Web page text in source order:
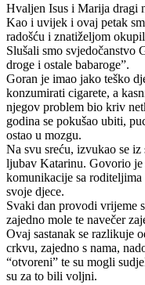
Hvaljen Isus i Marija dragi
Kao i uvijek i ovaj petak
radošću i znatiželjom
Slušali smo svjedočanstvo
droge i ostale babaroge”.
Goran je imao jako teško
konzumirati cigarete, a
njegov problem bio kriv
godina se pokušao ubiti,
ostao u mozgu.
Na svu sreću, izvukao se
ljubav Katarinu. Govorio
komunikacije sa
svoje djece.
Svaki dan provodi vrijeme
zajedno mole te navečer
Ovaj sastanak se razlikuje
crkvu, zajedno s nama,
“otvoreni” te su mogli
su za to bili voljni.